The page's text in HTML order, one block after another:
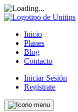
Inicio
Planes
Blog
Contacto
Iniciar Sesión
Regístrate